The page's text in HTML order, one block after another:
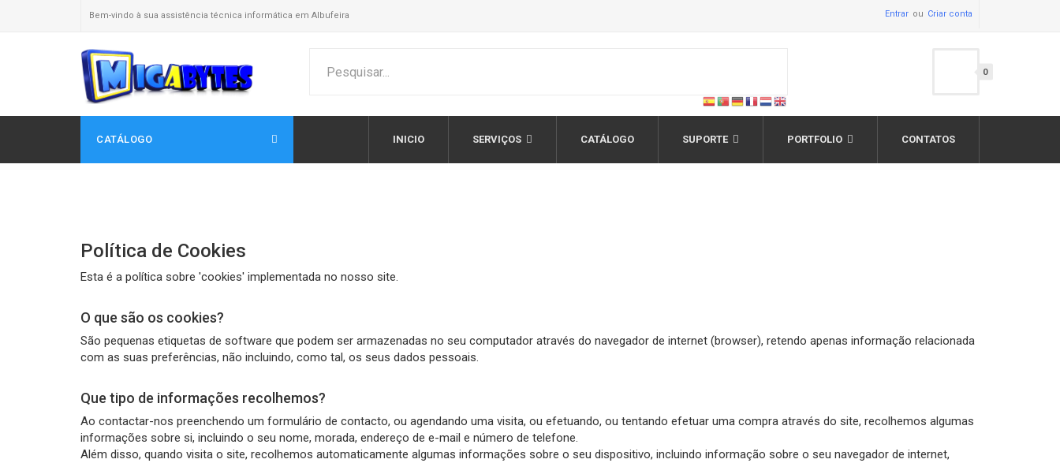
Bem-vindo à sua assistência técnica informática em Albufeira Entrar Criar conta
0
CATÁLOGO INICIO SERVIÇOS CATÁLOGO SUPORTE PORTFOLIO CONTATOS
Política de Cookies
Esta é a política sobre 'cookies' implementada no nosso site.
O que são os cookies?
São pequenas etiquetas de software que podem ser armazenadas no seu computador através do navegador de internet (browser), retendo apenas informação relacionada
com as suas preferências, não incluindo, como tal, os seus dados pessoais.
Que tipo de informações recolhemos?
Ao contactar-nos preenchendo um formulário de contacto, ou agendando uma visita, ou efetuando, ou tentando efetuar uma compra através do site, recolhemos algumas
informações sobre si, incluindo o seu nome, morada, endereço de e-mail e número de telefone.
Além disso, quando visita o site, recolhemos automaticamente algumas informações sobre o seu dispositivo, incluindo informação sobre o seu navegador de internet,